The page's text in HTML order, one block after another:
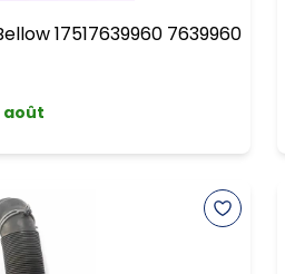
17517639960 7639960
août